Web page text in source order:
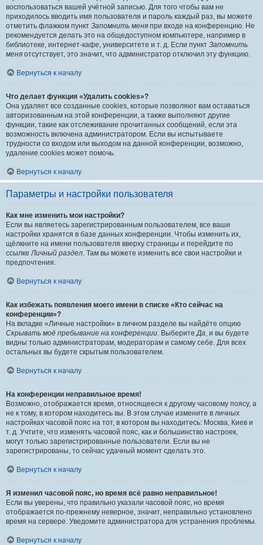
воспользоваться вашей учётной записью. Для того чтобы вам не
приходилось вводить имя пользователя и пароль каждый раз, вы можете
отметить флажком пункт Запомнить меня при входе на конференцию. Не
рекомендуется делать это на общедоступном компьютере, например в
библиотеке, интернет-кафе, университете и т. д. Если пункт Запомнить
меня отсутствует, это значит, что администратор отключил эту функцию.
Вернуться к началу
Что делает функция «Удалить cookies»?
Она удаляет все созданные cookies, которые позволяют вам оставаться
авторизованным на этой конференции, а также выполняют другие
функции, такие как отслеживание прочитанных сообщений, если эта
возможность включена администратором. Если вы испытываете
трудности со входом или выходом на данной конференции, возможно,
удаление cookies может помочь.
Вернуться к началу
Параметры и настройки пользователя
Как мне изменить мои настройки?
Если вы являетесь зарегистрированным пользователем, все ваши
настройки хранятся в базе данных конференции. Чтобы изменить их,
щёлкните на имени пользователя вверху страницы и перейдите по
ссылкеЛичный раздел. Там вы можете изменить все свои настройки и
предпочтения.
Вернуться к началу
Как избежать появления моего имени в списке «Кто сейчас на
конференции»?
На вкладке «Личные настройки» в личном разделе вы найдёте опцию
Скрывать моё пребывание на конференции. ВыберитеДа, и вы будете
видны только администраторам, модераторам и самому себе. Для всех
остальных вы будете скрытым пользователем.
Вернуться к началу
На конференции неправильное время!
Возможно, отображается время, относящееся к другому часовому поясу, а
не к тому, в котором находитесь вы. В этом случае измените в личных
настройках часовой пояс на тот, в котором вы находитесь: Москва, Киев и
т. д. Учтите, что изменять часовой пояс, как и большинство настроек,
могут только зарегистрированные пользователи. Если вы не
зарегистрированы, то сейчас удачный момент сделать это.
Вернуться к началу
Я изменил часовой пояс, но время всё равно неправильное!
Если вы уверены, что правильно указали часовой пояс, но время
отображается по-прежнему неверное, значит, неправильно установлено
время на сервере. Уведомите администратора для устранения проблемы.
Вернуться к началу